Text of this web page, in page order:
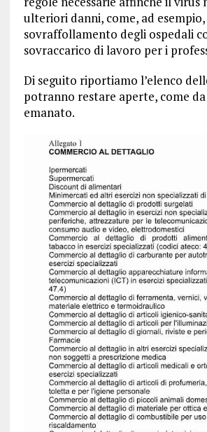
ulteriori danni, come, ad
sovraffollamento degli ospedali
sovraccarico di lavoro per i
Di seguito riportiamo l’elenco
potranno restare aperte, come
emanato.